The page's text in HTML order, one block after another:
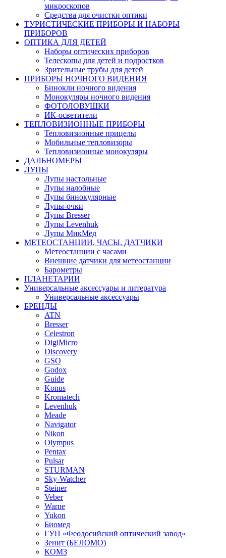
микроскопов
Средства для очистки оптики
ТУРИСТИЧЕСКИЕ ПРИБОРЫ И НАБОРЫ
ПРИБОРОВ
ОПТИКА ДЛЯ ДЕТЕЙ
Наборы оптических приборов
Телескопы для детей и подростков
Зрительные трубы для детей
ПРИБОРЫ НОЧНОГО ВИДЕНИЯ
Бинокли ночного видения
Монокуляры ночного видения
ФОТОЛОВУШКИ
ИК-осветители
ТЕПЛОВИЗИОННЫЕ ПРИБОРЫ
Тепловизионные прицелы
Мобильные тепловизоры
Тепловизионные монокуляры
ДАЛЬНОМЕРЫ
ЛУПЫ
Лупы настольные
Лупы налобные
Лупы бинокулярные
Лупы-очки
Лупы Bresser
Лупы Levenhuk
Лупы МикМед
МЕТЕОСТАНЦИИ, ЧАСЫ, ДАТЧИКИ
Метеостанции с часами
Внешние датчики для метеостанции
Барометры
ПЛАНЕТАРИИ
Универсальные аксессуары и литература
Универсальные аксессуары
БРЕНДЫ
ATN
Bresser
Celestron
DigiMicro
Discovery
GSO
Godox
Guide
Konus
Kromatech
Levenhuk
Meade
Navigator
Nikon
Olympus
Pentax
Pulsar
STURMAN
Sky-Watcher
Steiner
Veber
Warne
Yukon
Биомед
ГУП «Феодосийский оптический завод»
Зенит (БЕЛОМО)
КОМЗ